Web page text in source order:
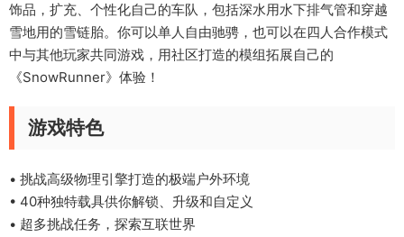
饰品，扩充、个性化自己的车队，包括深水用水下排气管和穿越
雪地用的雪链胎。你可以单人自由驰骋，也可以在四人合作模式
中与其他玩家共同游戏，用社区打造的模组拓展自己的
《SnowRunner》体验！
游戏特色
• 挑战高级物理引擎打造的极端户外环境
• 40种独特载具供你解锁、升级和自定义
• 超多挑战任务，探索互联世界